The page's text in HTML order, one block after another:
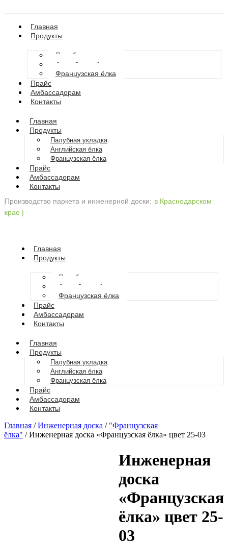
Главная
Продукты
Палубная укладка
Английская ёлка
Французская ёлка
Прайс
Амбассадорам
Контакты
Главная
Продукты
Палубная укладка
Английская ёлка
Французская ёлка
Прайс
Амбассадорам
Контакты
Производство паркета и инженерной доски: в Краснодарском
крае |
Главная
Продукты
Палубная укладка
Английская ёлка
Французская ёлка
Прайс
Амбассадорам
Контакты
Главная
Продукты
Палубная укладка
Английская ёлка
Французская ёлка
Прайс
Амбассадорам
Контакты
Главная /Инженерная доска / "Французская
ёлка" / Инженерная доска «Французская ёлка» цвет 25-03
Инженерная
доска
«Французская
ёлка» цвет 25-
03